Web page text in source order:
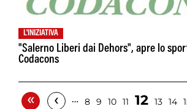
L'INIZIATIVA
"Salerno Liberi dai Dehors", apre lo
Codacons
« ‹ … 8 9 10 11 12 13 14